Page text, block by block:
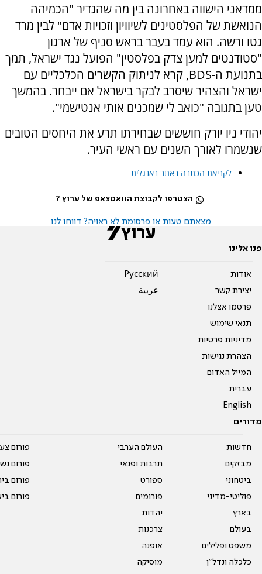
ממדאני הישווה באחרונה בין מה שהגדיר "הכמיהה
הנואשת של הפלסטינים לשיוויון וזכויות אדם" לבין מרד
גטו ורשה. הוא עמד בעבר בראש סניף של ארגון
"סטודנטים למען צדק בפלסטין" הפועל נגד ישראל, תמך
בתנועת ה-BDS, קרא לניתוק הקשרים הכלכליים עם
ישראל והצהיר שיסרב לבקר בישראל אם ייבחר. בהמשך
טען בתגובה "כואב לי שמכנים אותי אנטישמי".
יהודי ניו יורק חוששים שבחירתו תרע את היחסים הטובים
שנשמרו לאורך השנים עם ראשי העיר.
לקריאת הכתבה באתר באנגלית
הצטרפו לקבוצת הוואטצאפ של ערוץ 7
מצאתם טעות או פרסומת לא ראויה? דווחו לנו
פנו אלינו
אודות
יצירת קשר
פרסמו אצלנו
תנאי שימוש
מדיניות פרטיות
הצהרת נגישות
המייל האדום
עברית
English
Pусский
عربية
מדורים
חדשות
מבזקים
ביטחוני
פוליטי-מדיני
בארץ
בעולם
משפט ופלילים
כלכלה ונדל"ן
העולם הערבי
תרבות ופנאי
ספורט
פורומים
יהדות
צרכנות
אופנה
מוסיקה
פורום
פורום
פורום
פורום